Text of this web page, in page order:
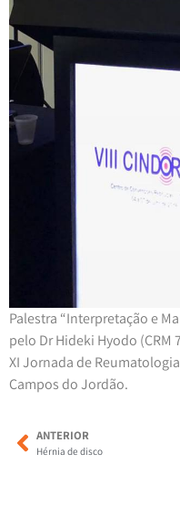
Palestra “Interpretação e
pelo Dr Hideki Hyodo
XI Jornada de
Campos do Jordão.
ANTERIOR
Hérnia de disco